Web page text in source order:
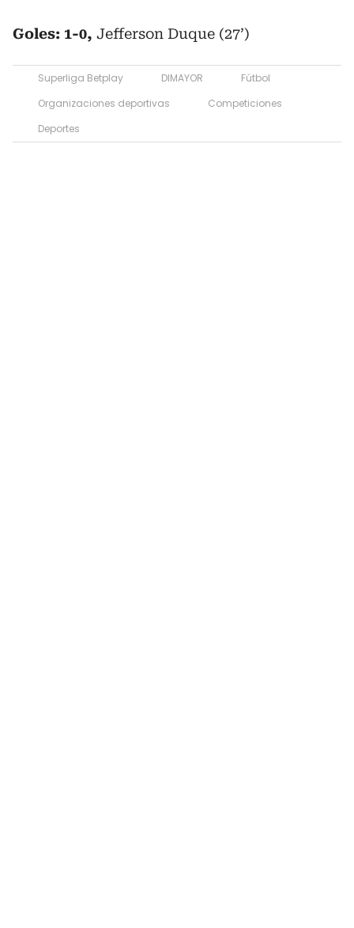
Goles: 1-0, Jefferson Duque (27’)
Superliga Betplay DIMAYOR
Fútbol
Organizaciones deportivas
Competiciones
Deportes